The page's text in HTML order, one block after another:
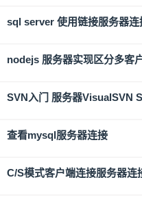
sql server 使用链接服务器
nodejs 服务器实现区分多客
SVN入门 服务器VisualSVN
查看mysql服务器连接
C/S模式客户端连接服务器连